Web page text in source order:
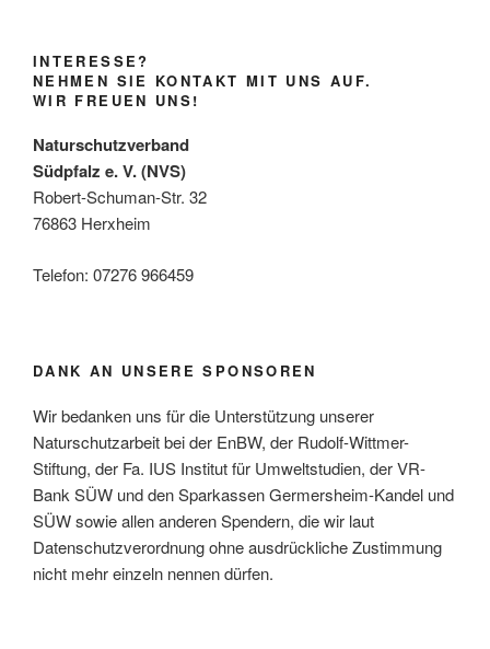
INTERESSE?
NEHMEN SIE KONTAKT MIT UNS AUF.
WIR FREUEN UNS!
Naturschutzverband
Südpfalz e. V. (NVS)
Robert-Schuman-Str. 32
76863 Herxheim
Telefon: 07276 966459
DANK AN UNSERE SPONSOREN
Wir bedanken uns für die Unterstützung unserer
Naturschutzarbeit bei der EnBW, der Rudolf-Wittmer-
Stiftung, der Fa. IUS Institut für Umweltstudien, der VR-
Bank SÜW und den Sparkassen Germersheim-Kandel und
SÜW sowie allen anderen Spendern, die wir laut
Datenschutzverordnung ohne ausdrückliche Zustimmung
nicht mehr einzeln nennen dürfen.